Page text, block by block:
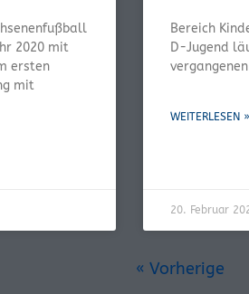
2020 mit
ersten
mit
Bereich
D-Jugend
WEITERLESEN »
20. Februar
« Vorherige